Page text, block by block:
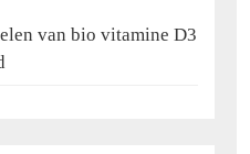
van bio vitamine D3